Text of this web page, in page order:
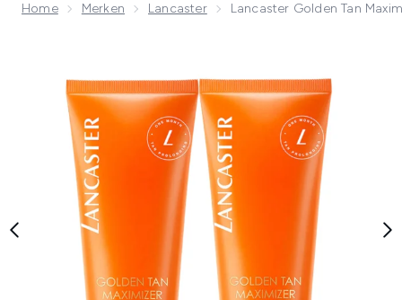
Home Merken Lancaster Lancaster Golden Tan